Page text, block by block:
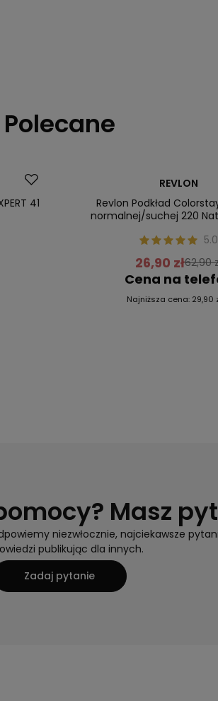
Polecane
41
REVLON
Revlon Podkład
normalnej/suchej 220
5.0
26,90 zł62,90
Cena na
Najniższa cena: 29,90
Masz
niezwłocznie, najciekawsze
publikując dla innych.
Zadaj pytanie